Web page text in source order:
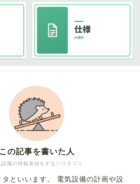
設備の情報発信をするハリネズミ
この記事を書いた人
といいます。 電気設備の計画や設